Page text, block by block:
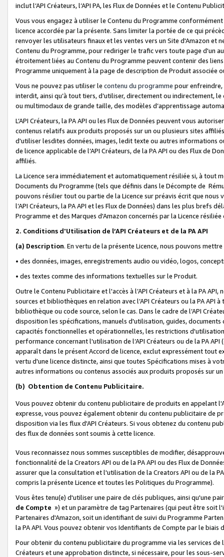
inclut l’API Créateurs, l’API PA, les Flux de Données et le Contenu
Vous vous engagez à utiliser le Contenu du Programme
licence accordée par la présente. Sans limiter la portée de ce qui
renvoyer les utilisateurs finaux et les ventes vers un Site d'Amazon et
Contenu du Programme, pour rediriger le trafic vers toute page d'un
étroitement liées au Contenu du Programme peuvent contenir des
Programme uniquement à la page de description de Produit associée
Vous ne pouvez pas utiliser le contenu du programme pour
interdit, ainsi qu’à tout tiers, d’utiliser, directement ou indirectement,
ou multimodaux de grande taille, des modèles d’apprentissage
L’API Créateurs, la PA API ou les Flux de Données peuvent vous
contenus relatifs aux produits proposés sur un ou plusieurs sites
d'utiliser lesdites données, images, ledit texte ou autres informations
de licence applicable de l’API Créateurs, de la PA API ou des Flux de
affiliés.
La Licence sera immédiatement et automatiquement résiliée si, à
Documents du Programme (tels que définis dans le Décompte de
pouvons résilier tout ou partie de la Licence sur préavis écrit que
l’API Créateurs, la PA API et les Flux de Données) dans les plus
Programme et des Marques d'Amazon concernés par la Licence
2. Conditions d'Utilisation de l’API Créateurs et de la PA API
(a) Description. En vertu de la présente Licence, nous pouvons
• des données, images, enregistrements audio ou vidéo, logos,
• des textes comme des informations textuelles sur le Produit.
Outre le Contenu Publicitaire et l'accès à l’API Créateurs et à la PA
sources et bibliothèques en relation avec l’API Créateurs ou la PA
bibliothèque ou code source, selon le cas. Dans le cadre de l’API
disposition les spécifications, manuels d'utilisation, guides,
capacités fonctionnelles et opérationnelles, les restrictions
performance concernant l'utilisation de l’API Créateurs ou de la PA
apparaît dans le présent Accord de licence, exclut expressément tout
vertu d'une licence distincte, ainsi que toutes Spécifications mises à
autres informations ou contenus associés aux produits proposés sur
(b) Obtention de Contenu Publicitaire.
Vous pouvez obtenir du contenu publicitaire de produits en appelant
expresse, vous pouvez également obtenir du contenu publicitaire de
disposition via les flux d'API Créateurs. Si vous obtenez du contenu
des flux de données sont soumis à cette licence.
Vous reconnaissez nous sommes susceptibles de modifier,
fonctionnalité de la Creators API ou de la PA API ou des Flux de
assurer que la consultation et l'utilisation de la Creators API ou de la
compris la présente Licence et toutes les Politiques du Programme).
Vous êtes tenu(e) d'utiliser une paire de clés publiques, ainsi qu'une
de Compte ») et un paramètre de tag Partenaires (qui peut être soit
Partenaires d'Amazon, soit un identifiant de suivi du Programme
la PA API. Vous pouvez obtenir vos Identifiants de Compte par le biais
Pour obtenir du contenu publicitaire du programme via les services
Créateurs et une approbation distincte, si nécessaire, pour les sous-